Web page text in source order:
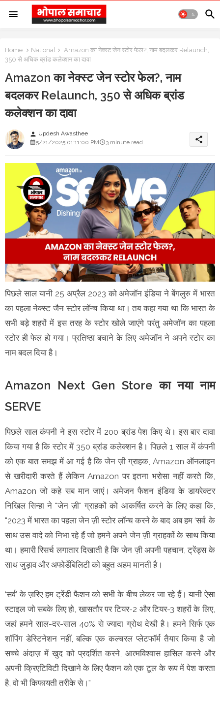
Home National
Amazon का नेक्स्ट जेन स्टोर फेल?, नाम बदलकर Relaunch,
350 से अधिक ब्रांड कलेक्शन का दावा
Amazon का नेक्स्ट जेन स्टोर फेल?, नाम
बदलकर Relaunch, 350 से अधिक ब्रांड
कलेक्शन का दावा
person Updesh Awasthee
5/21/2025 01:11:00 PM
3 minute read share
पिछले साल यानी 25 अप्रैल 2023 को अमेजॉन इंडिया ने बेंगलुरु में भारत
का पहला नेक्स्ट जैन स्टोर लॉन्च किया था। तब कहा गया था कि भारत के
सभी बड़े शहरों में इस तरह के स्टोर खोले जाएंगे परंतु अमेजॉन का पहला
स्टोर ही फेल हो गया। प्रतिष्ठा बचाने के लिए अमेजॉन ने अपने स्टोर का
नाम बदल दिया है।
Amazon Next Gen Store का नया नाम
SERVE
पिछले साल कंपनी ने इस स्टोर में 200 ब्रांड पेश किए थे। इस बार दावा
किया गया है कि स्टोर में 350 ब्रांड कलेक्शन है। पिछले 1 साल में कंपनी
को एक बात समझ में आ गई है कि जेन ज़ी ग्राहक, Amazon ऑनलाइन
से खरीदारी करते हैं लेकिन Amazon पर इतना भरोसा नहीं करते कि,
Amazon जो कहे सब मान जाएं। अमेजन फैशन इंडिया के डायरेक्टर
निखिल सिन्हा ने "जेन ज़ी" ग्राहकों को आकर्षित करने के लिए कहा कि,
"2023 में भारत का पहला जेन ज़ी स्टोर लॉन्च करने के बाद अब हम ‘सर्व’ के
साथ उस वादे को निभा रहे हैं जो हमने अपने जेन ज़ी ग्राहकों के साथ किया
था। हमारी रिसर्च लगातार दिखाती है कि जेन ज़ी अपनी पहचान, ट्रेंड्स के
साथ जुड़ाव और अफोर्डेबिलिटी को बहुत अहम मानती है।
‘सर्व’ के ज़रिए हम ट्रेंडी फैशन को सभी के बीच लेकर जा रहे हैं। यानी ऐसा
स्टाइल जो सबके लिए हो, खासतौर पर टियर-2 और टियर-3 शहरों के लिए,
जहां हमने साल-दर-साल 40% से ज्यादा ग्रोथ देखी है। हमने सिर्फ एक
शॉपिंग डेस्टिनेशन नहीं, बल्कि एक कल्चरल प्लेटफॉर्म तैयार किया है जो
सच्चे अंदाज़ में खुद को प्रदर्शित करने, आत्मविश्वास हासिल करने और
अपनी क्रिएटिविटी दिखाने के लिए फैशन को एक टूल के रूप में पेश करता
है, वो भी किफायती तरीके से।"